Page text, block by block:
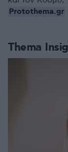
Thema
Protothema.gr